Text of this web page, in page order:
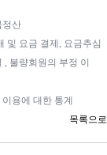
정산
및 요금 결제, 요금추심
불량회원의 부정 이
용에 대한 통계
목록으로​